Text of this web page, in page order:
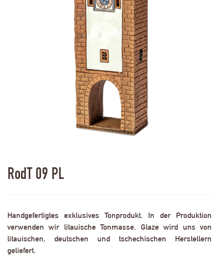
RodT 09 PL
Handgefertigtes exklusives Tonprodukt. In der Produktion
verwenden wir litauische Tonmasse. Glaze wird uns von
litauischen, deutschen und tschechischen Herstellern
geliefert.